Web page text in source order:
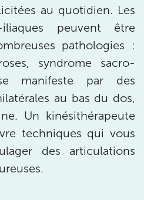
au quotidien. Les
iliaques peuvent être
pathologies :
syndrome sacro-
manifeste par des
au bas du dos,
Un kinésithérapeute
techniques qui vous
des articulations
Leclerc 92290
Leclerc 92290 Châtenay-